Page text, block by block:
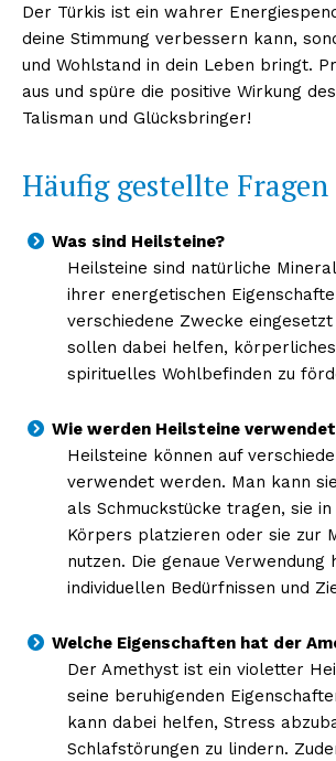
Der Türkis ist ein wahrer
deine Stimmung verbessern kann,
und Wohlstand in dein Leben bringt.
aus und spüre die positive Wirkung
Talisman und Glücksbringer!
Häufig gestellte Fragen
Was sind Heilsteine?
Heilsteine sind natürliche
ihrer energetischen
verschiedene Zwecke
sollen dabei helfen,
spirituelles Wohlbefinden zu
Wie werden Heilsteine
Heilsteine können auf
verwendet werden. Man kann
als Schmuckstücke tragen, sie
Körpers platzieren oder sie zur
nutzen. Die genaue Verwendung
individuellen Bedürfnissen und
Welche Eigenschaften hat der
Der Amethyst ist ein violetter
seine beruhigenden
kann dabei helfen, Stress
Schlafstörungen zu lindern.